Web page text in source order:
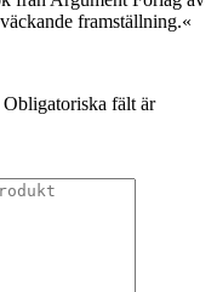
framställning.«
Obligatoriska fält är